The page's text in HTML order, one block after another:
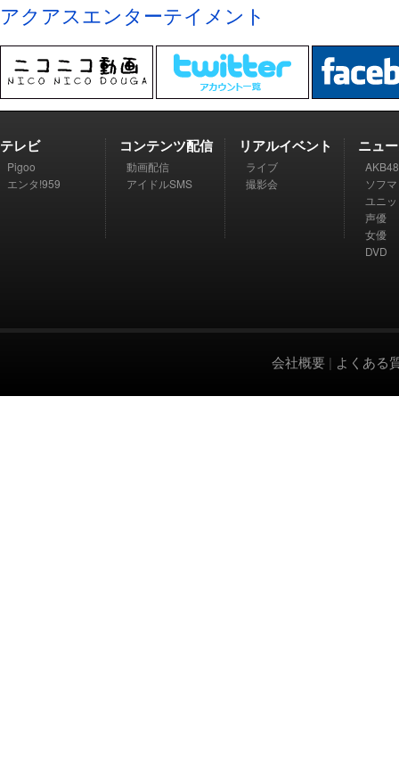
アクアスエンターテイメント
テレビ
Pigoo
エンタ!959
コンテンツ配信
動画配信
アイドルSMS
リアルイベント
ライブ
撮影会
ニュ
AKB48
ソフ
ユニ
声優
女優
DVD
会社概要 | よくある